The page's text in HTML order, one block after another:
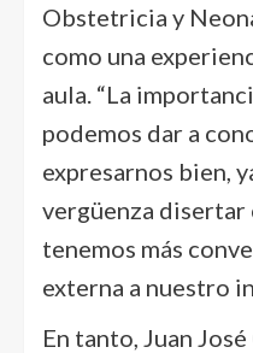
Obstetricia y
como una
aula. “La
podemos dar a
expresarnos bien,
vergüenza disertar
tenemos más
externa a nuestro
En tanto, Juan